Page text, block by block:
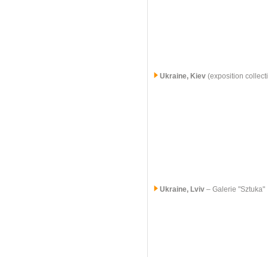
Ukraine, Kiev (exposition
Ukraine, Lviv – Galerie "Sztuka"